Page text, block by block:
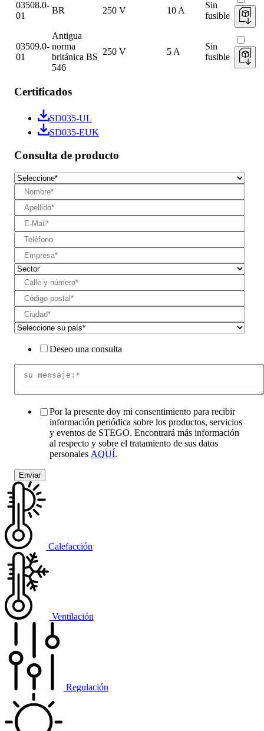
03508.0-
01
BR 250 V 10 A
Sin
fusible
03509.0-
01
Antigua
norma
británica BS
546
250 V 5 A
Sin
fusible
Certificados
SD035-UL
SD035-EUK
Consulta de producto
Deseo una consulta
Por la presente doy mi consentimiento para recibir
información periódica sobre los productos, servicios
y eventos de STEGO. Encontrará más información
al respecto y sobre el tratamiento de sus datos
personales AQUÍ.
Calefacción
Ventilación
Regulación